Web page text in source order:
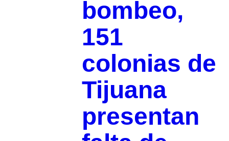
bombeo,
151
colonias de
Tijuana
presentan